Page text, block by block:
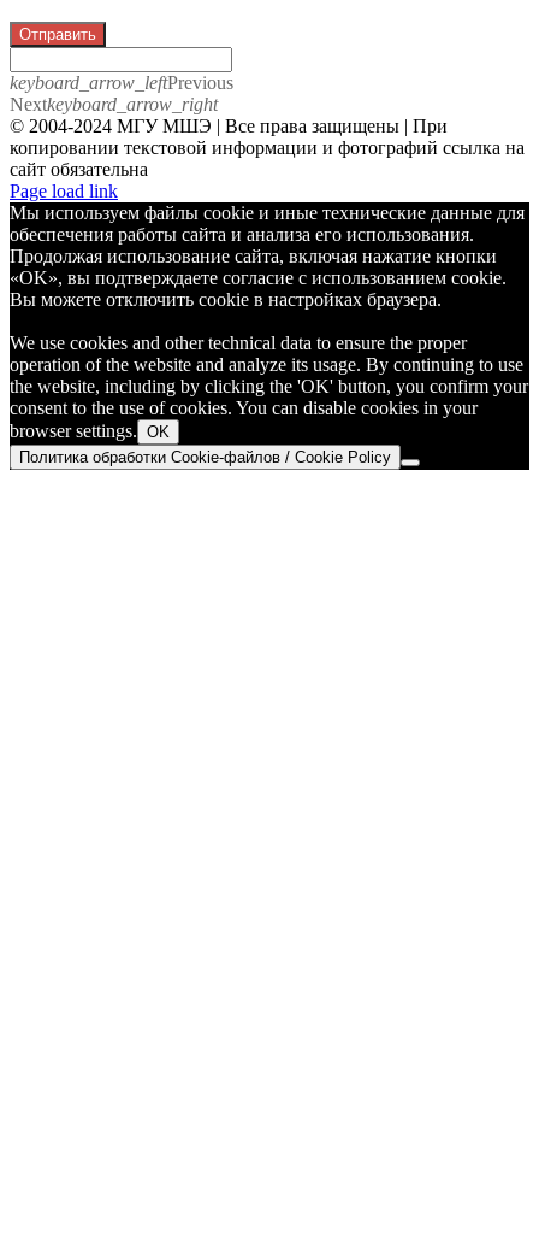
Отправить
keyboard_arrow_leftPrevious
Nextkeyboard_arrow_right
© 2004-2024 МГУ МШЭ | Все права защищены | При
копировании текстовой информации и фотографий ссылка на
сайт обязательна
Telegram
Page load link
Мы используем файлы cookie и иные технические данные для
обеспечения работы сайта и анализа его использования.
Продолжая использование сайта, включая нажатие кнопки
«OK», вы подтверждаете согласие с использованием cookie.
Вы можете отключить cookie в настройках браузера.
We use cookies and other technical data to ensure the proper
operation of the website and analyze its usage. By continuing to use
the website, including by clicking the 'OK' button, you confirm your
consent to the use of cookies. You can disable cookies in your
browser settings. OK
Политика обработки Cookie-файлов / Cookie Policy